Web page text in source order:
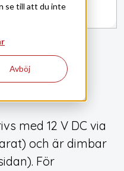
se till att du inte
Avböj
med 12 V DC via
och är dimbar
För